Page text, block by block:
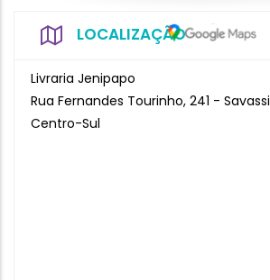
LOCALIZAÇÃO
Livraria Jenipapo
Rua Fernandes Tourinho, 241 - Savassi
Centro-Sul